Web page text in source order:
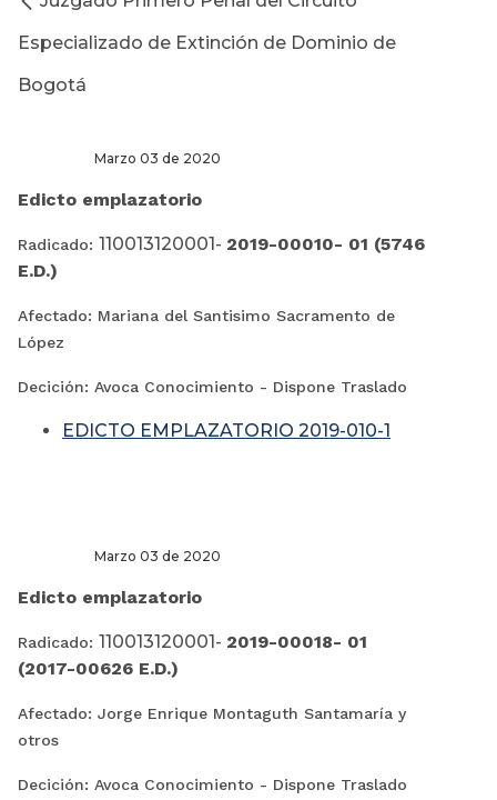
Especializado de Extinción de Dominio de
Bogotá
Marzo 03 de 2020
Edicto emplazatorio
Radicado: 110013120001- 2019-00010- 01 (5746
E.D.)
Afectado: Mariana del Santisimo Sacramento de
López
Decición: Avoca Conocimiento - Dispone Traslado
EDICTO EMPLAZATORIO 2019-010-1
Marzo 03 de 2020
Edicto emplazatorio
Radicado: 110013120001- 2019-00018- 01
(2017-00626 E.D.)
Afectado: Jorge Enrique Montaguth Santamaría y
otros
Decición: Avoca Conocimiento - Dispone Traslado